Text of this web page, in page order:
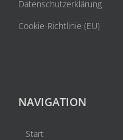
Datenschutzerklärung
Cookie-Richtlinie (EU)
NAVIGATION
Start